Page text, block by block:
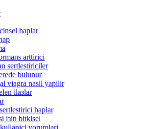
haplar
arttirici
sertlestiriciler
bulunur
viagra nasil yapilir
ilaзlar
haplar
iзin bitkisel
yorumlari